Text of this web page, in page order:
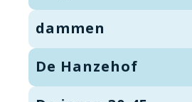
dammen
De Hanzehof